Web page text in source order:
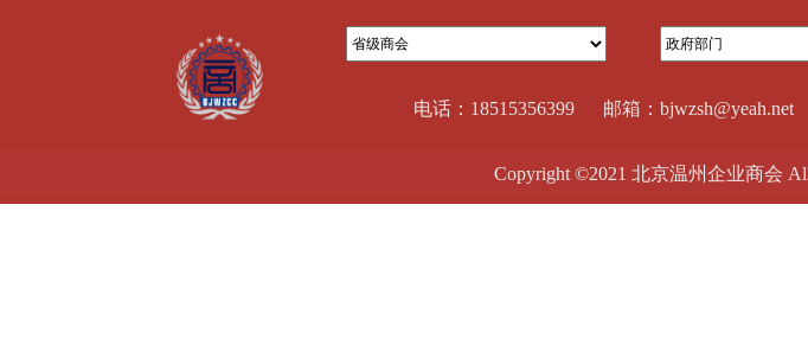
电话：18515356399 邮箱：
Copyright ©2021 北京温州企业商会 All